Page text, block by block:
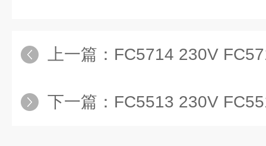
上一篇： FC5714 230V FC5718
下一篇： FC5513 230V